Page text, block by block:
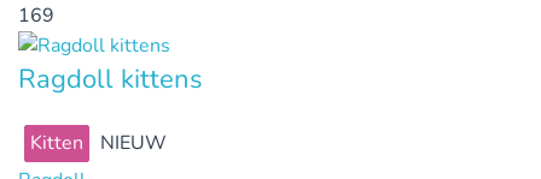
169
Ragdoll kittens
Kitten
NIEUW